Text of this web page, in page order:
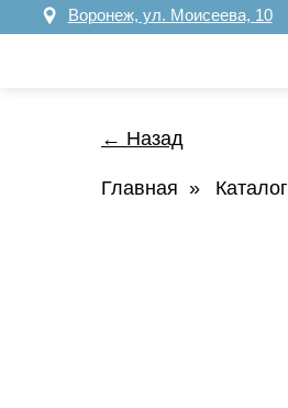
Воронеж, ул. Моисеева, 10
← Назад
Главная » Каталог